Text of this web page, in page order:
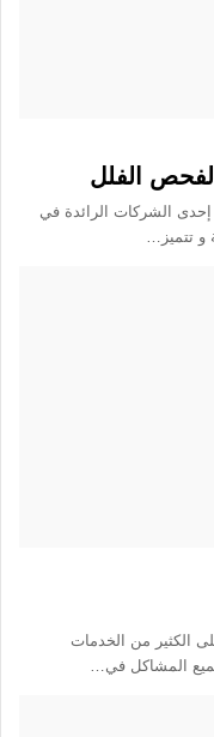
لفحص الفلل
إحدى الشركات الرائدة في
و تتميز…
الكثير من الخدمات
المشاكل في…